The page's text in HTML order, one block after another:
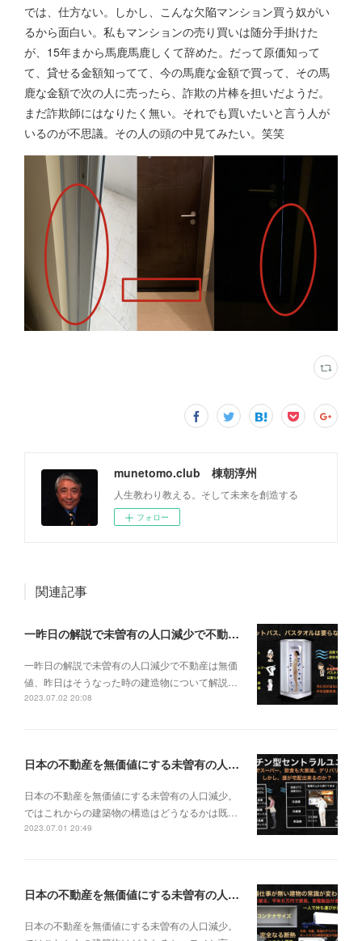
では、仕方ない。しかし、こんな欠陥マンション買う奴がい
るから面白い。私もマンションの売り買いは随分手掛けた
が、15年まから馬鹿馬鹿しくて辞めた。だって原価知って
て、貸せる金額知ってて、今の馬鹿な金額で買って、その馬
鹿な金額で次の人に売ったら、詐欺の片棒を担いだようだ。
まだ詐欺師にはなりたく無い。それでも買いたいと言う人が
いるのが不思議。その人の頭の中見てみたい。笑笑
munetomo.club 棟朝淳州
人生教わり教える。そして未来を創造する
フォロー
関連記事
一昨日の解説で未曽有の人口減少で不動産は無価値、昨日はそうなった時の建造物について解説、今日からはその設備について解説をして行く。
一昨日の解説で未曽有の人口減少で不動産は無価
値、昨日はそうなった時の建造物について解説…
2023.07.02 20:08
日本の不動産を無価値にする未曽有の人口減少。ではこれからの建築物の構造はどうなるかは既に解説した。今はその内部の内容。その1
日本の不動産を無価値にする未曽有の人口減少。
ではこれからの建築物の構造はどうなるかは既…
2023.07.01 20:49
日本の不動産を無価値にする未曽有の人口減少。ではこれからの建築物はどうなるか。
日本の不動産を無価値にする未曽有の人口減少。